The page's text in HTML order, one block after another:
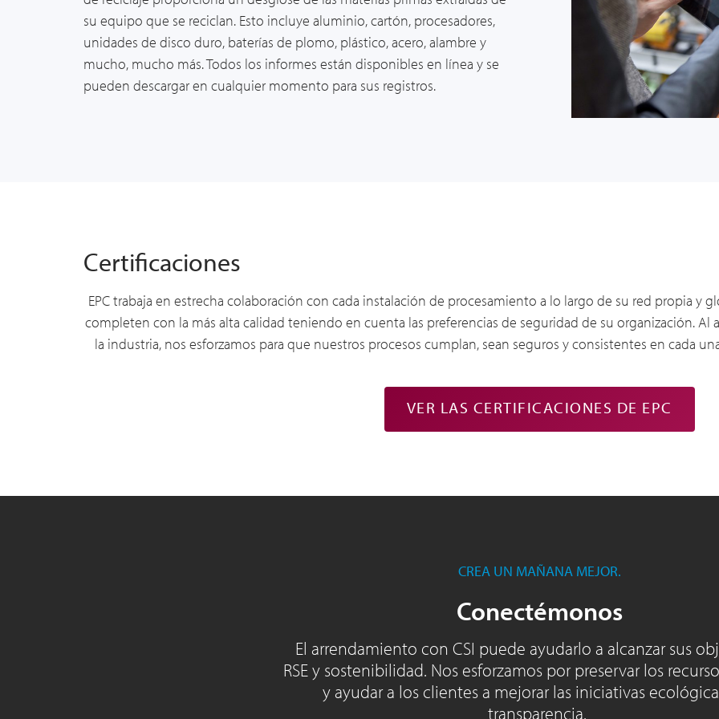
su equipo que se reciclan. Esto incluye aluminio, cartón, procesadores,
unidades de disco duro, baterías de plomo, plástico, acero, alambre y
mucho, mucho más. Todos los informes están disponibles en línea y se
pueden descargar en cualquier momento para sus registros.
Certificaciones
EPC trabaja en estrecha colaboración con cada instalación de procesamiento a lo largo de su red propia y
completen con la más alta calidad teniendo en cuenta las preferencias de seguridad de su organización. Al
la industria, nos esforzamos para que nuestros procesos cumplan, sean seguros y consistentes en cada
VER LAS CERTIFICACIONES DE EPC
CREA UN MAÑANA MEJOR.
Conectémonos
El arrendamiento con CSI puede ayudarlo a alcanzar sus
RSE y sostenibilidad. Nos esforzamos por preservar los
y ayudar a los clientes a mejorar las iniciativas
transparencia.